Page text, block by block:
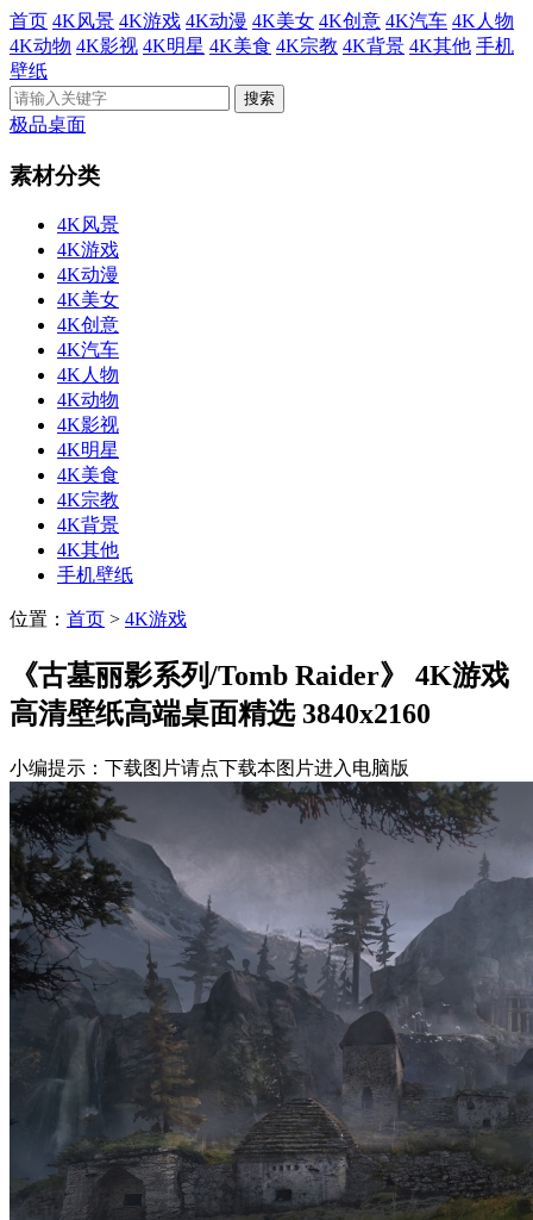
首页 4K风景 4K游戏 4K动漫 4K美女 4K创意 4K汽车 4K人物
4K动物 4K影视 4K明星 4K美食 4K宗教 4K背景 4K其他 手机
壁纸
极品桌面
素材分类
4K风景
4K游戏
4K动漫
4K美女
4K创意
4K汽车
4K人物
4K动物
4K影视
4K明星
4K美食
4K宗教
4K背景
4K其他
手机壁纸
位置： 首页 > 4K游戏
《古墓丽影系列/Tomb Raider》 4K游戏
高清壁纸高端桌面精选 3840x2160
小编提示：下载图片请点下载本图片进入电脑版